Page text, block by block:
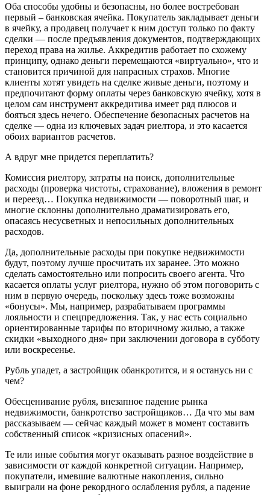
Оба способы удобны и безопасны, но более востребован
первый – банковская ячейка. Покупатель закладывает деньги
в ячейку, а продавец получает к ним доступ только по факту
сделки — после предъявления документов, подтверждающих
переход права на жилье. Аккредитив работает по схожему
принципу, однако деньги перемещаются «виртуально», что и
становится причиной для напрасных страхов. Многие
клиенты хотят увидеть на сделке живые деньги, поэтому и
предпочитают форму оплаты через банковскую ячейку, хотя в
целом сам инструмент аккредитива имеет ряд плюсов и
бояться здесь нечего. Обеспечение безопасных расчетов на
сделке — одна из ключевых задач риелтора, и это касается
обоих вариантов расчетов.
А вдруг мне придется переплатить?
Комиссия риелтору, затраты на поиск, дополнительные
расходы (проверка чистоты, страхование), вложения в ремонт
и переезд… Покупка недвижимости — поворотный шаг, и
многие склонны дополнительно драматизировать его,
опасаясь несусветных и непосильных дополнительных
расходов.
Да, дополнительные расходы при покупке недвижимости
будут, поэтому лучше просчитать их заранее. Это можно
сделать самостоятельно или попросить своего агента. Что
касается оплаты услуг риелтора, нужно об этом поговорить с
ним в первую очередь, поскольку здесь тоже возможны
«бонусы». Мы, например, разрабатываем программы
лояльности и спецпредложения. Так, у нас есть социально
ориентированные тарифы по вторичному жилью, а также
скидки «выходного дня» при заключении договора в субботу
или воскресенье.
Рубль упадет, а застройщик обанкротится, и я останусь ни с
чем?
Обесценивание рубля, внезапное падение рынка
недвижимости, банкротство застройщиков… Да что мы вам
рассказываем — сейчас каждый может в момент составить
собственный список «кризисных опасений».
Те или иные события могут оказывать разное воздействие в
зависимости от каждой конкретной ситуации. Например,
покупатели, имевшие валютные накопления, сильно
выиграли на фоне рекордного ослабления рубля, а падение